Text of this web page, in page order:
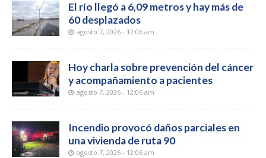
El río llegó a 6,09 metros y hay más de
60 desplazados
agosto 7, 2026 - 12:06 am
Hoy charla sobre prevención del cáncer
y acompañamiento a pacientes
agosto 7, 2026 - 12:06 am
Incendio provocó daños parciales en
una vivienda de ruta 90
agosto 7, 2026 - 12:06 am